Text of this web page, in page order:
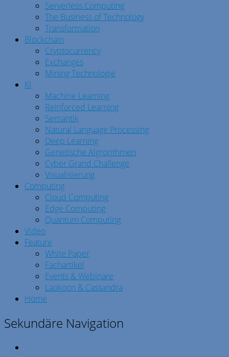
Serverless Computing
The Business of Technology
Transformation
Blockchain
Cryptocurrency
Exchanges
Mining Technologie
KI
Machine Learning
Reinforced Learning
Semantik
Natural Language Processing
Deep Learning
Genetische Algrorithmen
Cyber Grand Challenge
Visualisierung
Computing
Cloud Computing
Edge Computing
Quantum Computing
Video
Feature
White Paper
Fachartikel
Events & Webinare
Laokoon & Cassandra
Home
Sekundäre Navigation